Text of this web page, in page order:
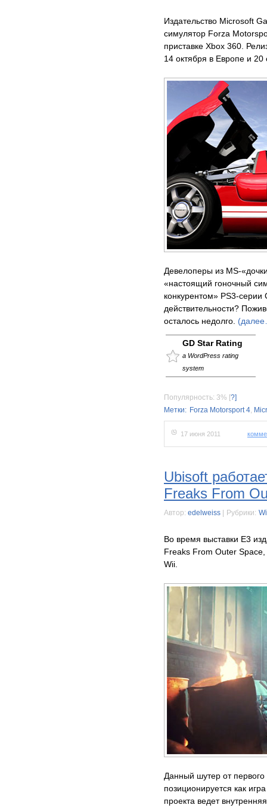
Издательство Microsoft
симулятор Forza
приставке Xbox 360.
14 октября в Европе и
Девелоперы из MS-
«настоящий гоночный
конкурентом» PS3-серии
действительности?
осталось недолго.
GD Star Rating
a WordPress rating
system
Популярность: 3% [?]
Метки: Forza Motorsport 4,
17 июня 2011
Ubisoft
Freaks From
Автор: edelweiss Рубрики:
Во время выставки Е3
Freaks From Outer
Wii.
Данный шутер от
позиционируется как
проекта ведет